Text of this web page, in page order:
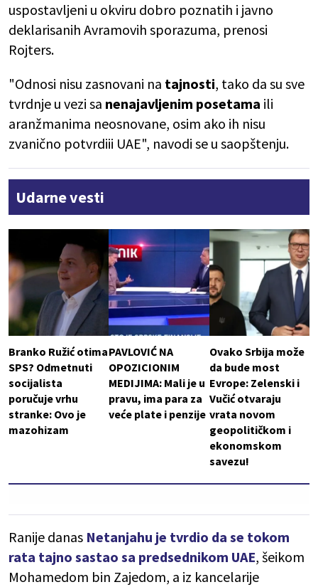
uspostavljeni u okviru dobro poznatih i javno
deklarisanih Avramovih sporazuma, prenosi
Rojters.
"Odnosi nisu zasnovani na tajnosti, tako da su sve
tvrdnje u vezi sa nenajavljenim posetama ili
aranžmanima neosnovane, osim ako ih nisu
zvanično potvrdiii UAE", navodi se u saopštenju.
Udarne vesti
Branko Ružić otima
SPS? Odmetnuti
socijalista
poručuje vrhu
stranke: Ovo je
mazohizam
PAVLOVIĆ NA
OPOZICIONIM
MEDIJIMA: Mali je u
pravu, ima para za
veće plate i penzije
Ovako Srbija može
da bude most
Evrope: Zelenski i
Vučić otvaraju
vrata novom
geopolitičkom i
ekonomskom
savezu!
Ranije danas Netanjahu je tvrdio da se tokom
rata tajno sastao sa predsednikom UAE, šeikom
Mohamedom bin Zajedom, a iz kancelarije